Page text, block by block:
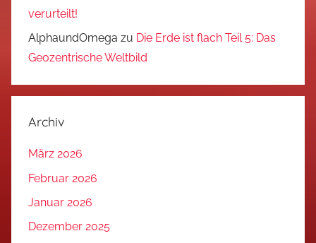
verurteilt!
AlphaundOmega zu Die Erde ist flach Teil 5: Das
Geozentrische Weltbild
Archiv
März 2026
Februar 2026
Januar 2026
Dezember 2025